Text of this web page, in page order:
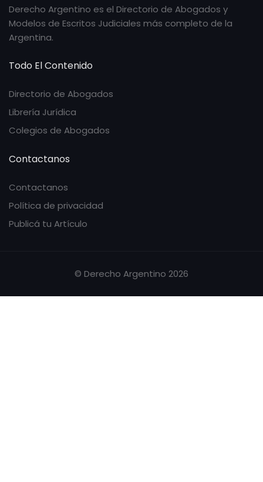
Derecho Argentino es el Directorio de Abogados y
Modelos de Escritos Judiciales más completo de la
Argentina.
Todo El Contenido
Directorio de Abogados
Librería Jurídica
Colegios de Abogados
Contactanos
Contactanos
Política de privacidad
Publicá tu Artículo
© Derecho Argentino 2026